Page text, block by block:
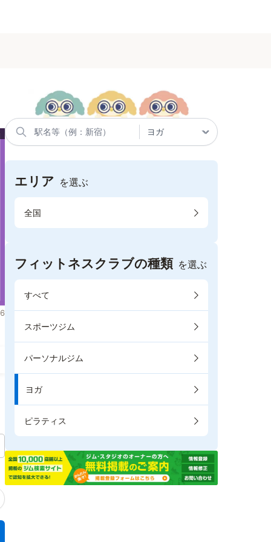
エリア を選ぶ
全国
フィットネスクラブの種類 を選ぶ
すべて
スポーツジム
パーソナルジム
ヨガ
ピラティス